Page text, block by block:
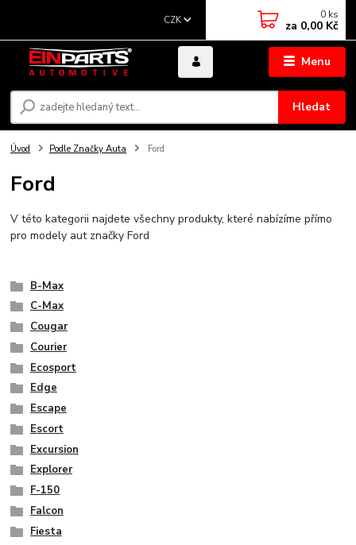
Menu
CZK
Hledat
0 ks
za 0,00 Kč
Úvod Podle Značky Auta Ford
Ford
V této kategorii najdete všechny produkty, které nabízíme přímo
pro modely aut značky Ford
B-Max
C-Max
Cougar
Courier
Ecosport
Edge
Escape
Escort
Excursion
Explorer
F-150
Falcon
Fiesta